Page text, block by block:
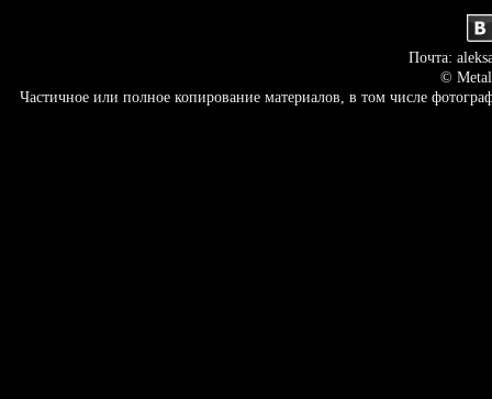
Почта:
©
Частичное или полное копирование материалов, в том числе